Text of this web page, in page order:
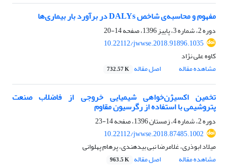
مفهوم و محاسبه‌ی شاخص DALYs در برآورد بار بیماری‌ها
دوره 2، شماره 3، پاییز 1396، صفحه
14-20
10.22112/jwwse.2018.91896.1035
کاوه علی نژاد
مشاهده مقاله
اصل مقاله 732.57 K
تخمین اکسیژن‌خواهی شیمیایی خروجی از فاضلاب صنعت
پتروشیمی با استفاده از رگرسیون مقاوم
دوره 2، شماره 4، زمستان 1396، صفحه
14-23
10.22112/jwwse.2018.87485.1002
میلاد ابوذری، غلامرضا نبی بیدهندی، پرهام پهلوانی
مشاهده مقاله
اصل مقاله 963.5 K